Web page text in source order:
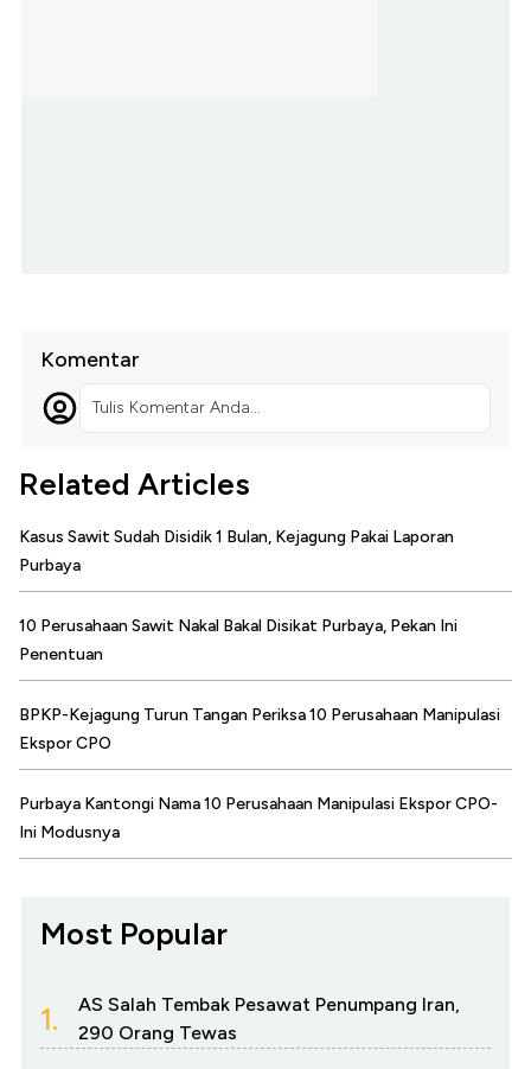
Komentar
Tulis Komentar Anda...
Related Articles
Kasus Sawit Sudah Disidik 1 Bulan, Kejagung Pakai Laporan
Purbaya
10 Perusahaan Sawit Nakal Bakal Disikat Purbaya, Pekan Ini
Penentuan
BPKP-Kejagung Turun Tangan Periksa 10 Perusahaan Manipulasi
Ekspor CPO
Purbaya Kantongi Nama 10 Perusahaan Manipulasi Ekspor CPO-
Ini Modusnya
Most Popular
1.
AS Salah Tembak Pesawat Penumpang Iran,
290 Orang Tewas